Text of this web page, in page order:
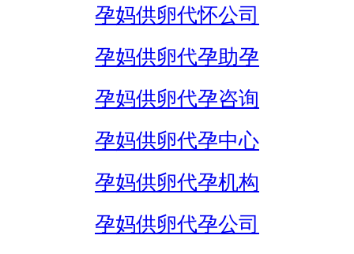
孕妈供卵代怀公司
孕妈供卵代孕助孕
孕妈供卵代孕咨询
孕妈供卵代孕中心
孕妈供卵代孕机构
孕妈供卵代孕公司